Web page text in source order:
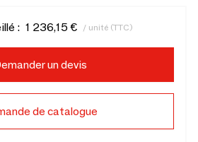
: 1 236,15 € / unité (TTC)
un devis
de catalogue